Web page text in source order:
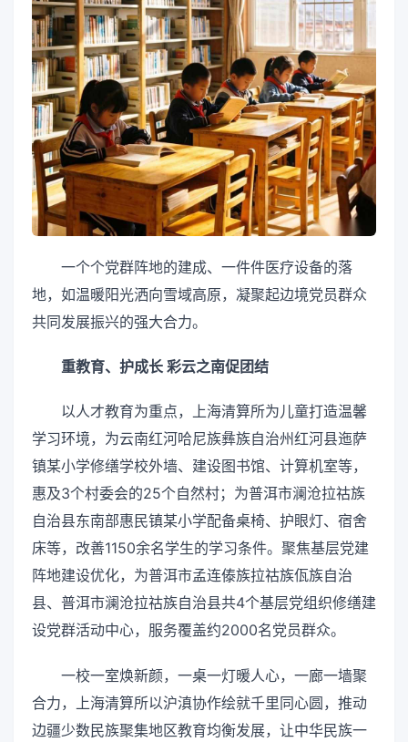
一个个党群阵地的建成、一件件医疗设备的落
地，如温暖阳光洒向雪域高原，凝聚起边境党员群众
共同发展振兴的强大合力。
重教育、护成长 彩云之南促团结
以人才教育为重点，上海清算所为儿童打造温馨
学习环境，为云南红河哈尼族彝族自治州红河县迤萨
镇某小学修缮学校外墙、建设图书馆、计算机室等，
惠及3个村委会的25个自然村；为普洱市澜沧拉祜族
自治县东南部惠民镇某小学配备桌椅、护眼灯、宿舍
床等，改善1150余名学生的学习条件。聚焦基层党建
阵地建设优化，为普洱市孟连傣族拉祜族佤族自治
县、普洱市澜沧拉祜族自治县共4个基层党组织修缮建
设党群活动中心，服务覆盖约2000名党员群众。
一校一室焕新颜，一桌一灯暖人心，一廊一墙聚
合力，上海清算所以沪滇协作绘就千里同心圆，推动
边疆少数民族聚集地区教育均衡发展，让中华民族一